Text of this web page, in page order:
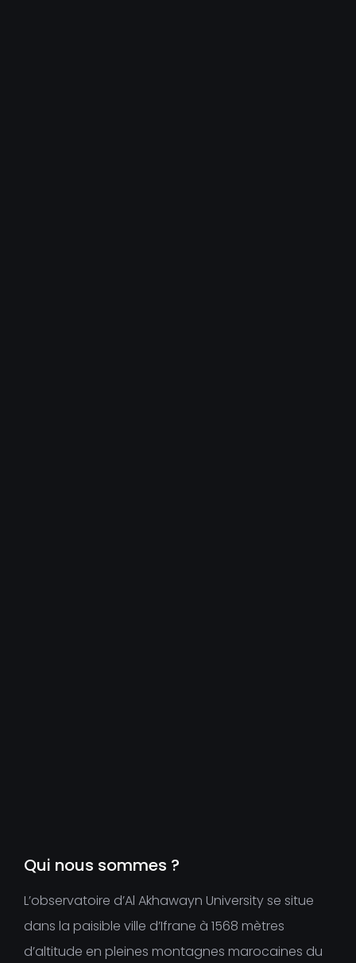
Qui nous sommes ?
L’observatoire d’Al Akhawayn University se situe
dans la paisible ville d’Ifrane à 1568 mètres
d’altitude en pleines montagnes marocaines du